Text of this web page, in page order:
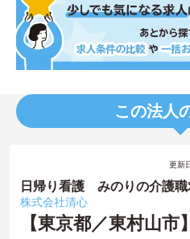
この法人
更新
日帰り看護 みのりの介護職
株式会社清心
【東京都／東村山